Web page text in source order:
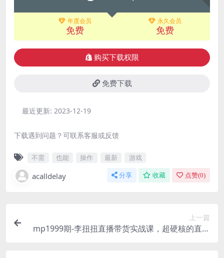
年度会员
免费
永久会员
免费
购买下载权限
免费下载
最近更新: 2023-12-19
下载遇到问题？可联系客服或反馈
不需 也能 操作 最新 游戏
acalldelay 分享 收藏 点赞(0)
上一篇
mp1999期-李扭扭直播带货实战课，超硬核的直播